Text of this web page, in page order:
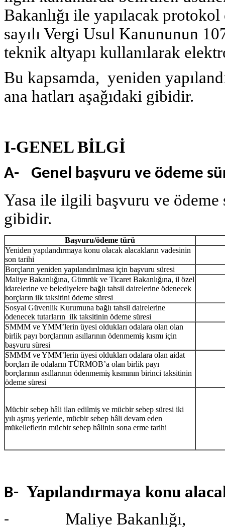
Bakanlığı ile yapılacak
sayılı Vergi Usul Kanununun
teknik altyapı kullanılarak
Bu kapsamda, yeniden
ana hatları aşağıdaki gibidir.
I-GENEL BİLGİ
A- Genel başvuru ve ödeme
Yasa ile ilgili başvuru ve
gibidir.
Başvuru/ödeme türü
Yeniden yapılandırmaya konu olacak alacakların vadesinin
son tarihi
Borçların yeniden yapılandırılması için başvuru süresi
Maliye Bakanlığına, Gümrük ve Ticaret Bakanlığına, il özel
idarelerine ve belediyelere bağlı tahsil dairelerine ödenecek
borçların ilk taksitini ödeme süresi
Sosyal Güvenlik Kurumuna bağlı tahsil dairelerine
ödenecek tutarların ilk taksitinin ödeme süresi
SMMM ve YMM’lerin üyesi oldukları odalara olan olan
birlik payı borçlarının asıllarının ödenmemiş kısmı için
başvuru süresi
SMMM ve YMM’lerin üyesi oldukları odalara olan aidat
borçları ile odaların TÜRMOB’a olan birlik payı
borçlarının asıllarının ödenmemiş kısmının birinci taksitinin
ödeme süresi
Mücbir sebep hâli ilan edilmiş ve mücbir sebep süresi iki
yılı aşmış yerlerde, mücbir sebep hâli devam eden
mükelleflerin mücbir sebep hâlinin sona erme tarihi
B- Yapılandırmaya konu
- Maliye Bakanlığı,